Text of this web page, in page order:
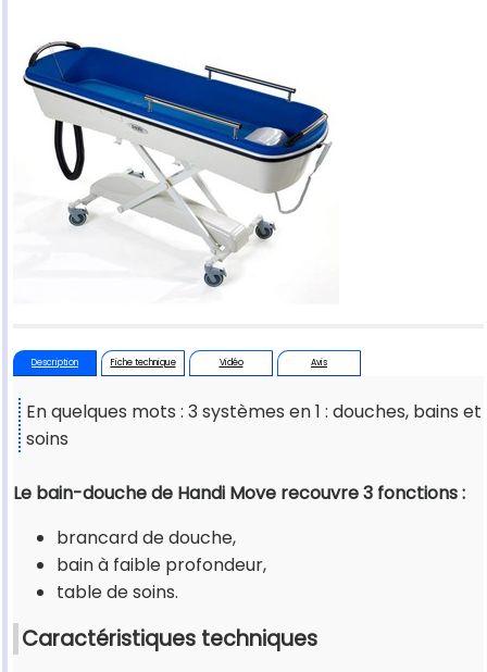
Description Fiche technique Vidéo Avis
En quelques mots : 3 systèmes en 1 : douches, bains et
soins
Le bain-douche de Handi Move recouvre 3 fonctions :
brancard de douche,
bain à faible profondeur,
table de soins.
Caractéristiques techniques